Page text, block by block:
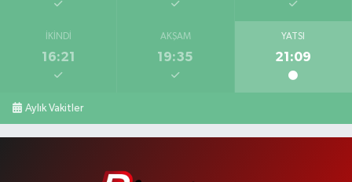
İKINDI
16:21
AKŞAM
19:35
YATSI
21:09
Aylık Vakitler